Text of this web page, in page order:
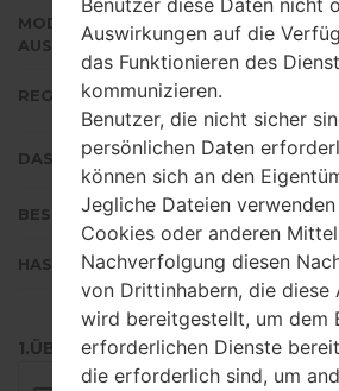
MODEM/CP
AUSFÜHRUNG
REGION
DAS LAND
BESCHREIBUNG
HASH
1.ÜBERPRÜFEN SIE AUF RECAPTCHA
Benutzer diese Daten nicht
Auswirkungen auf die
das Funktionieren des
kommunizieren.
Benutzer, die nicht sicher
persönlichen Daten
können sich an den
Jegliche Dateien
Cookies oder anderen
Nachverfolgung diesen
von Drittinhabern, die diese
wird bereitgestellt, um dem
erforderlichen Dienste
die erforderlich sind, um